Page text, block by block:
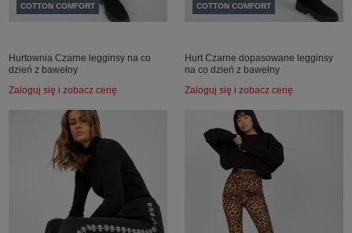
COTTON COMFORT
Hurtownia Czarne legginsy na co
dzień z bawełny
Zaloguj się i zobacz cenę
COTTON COMFORT
Hurt Czarne dopasowane legginsy
na co dzień z bawełny
Zaloguj się i zobacz cenę